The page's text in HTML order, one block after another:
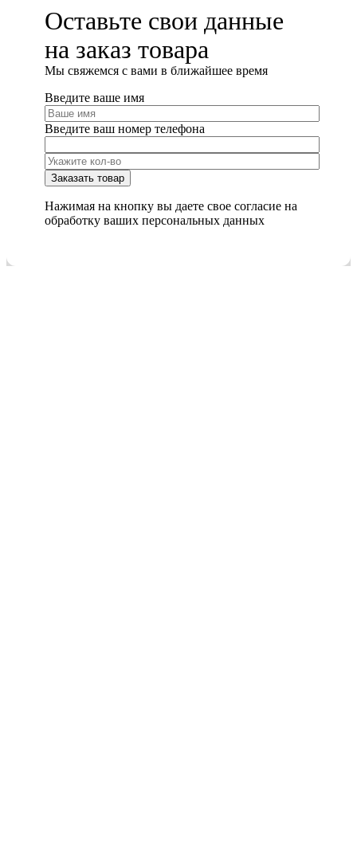
Оставьте свои данные
на заказ товара
Мы cвяжемся с вами в ближайшее время
Введите ваше имя
Введите ваш номер телефона
Нажимая на кнопку вы даете свое согласие на
обработку ваших персональных данных